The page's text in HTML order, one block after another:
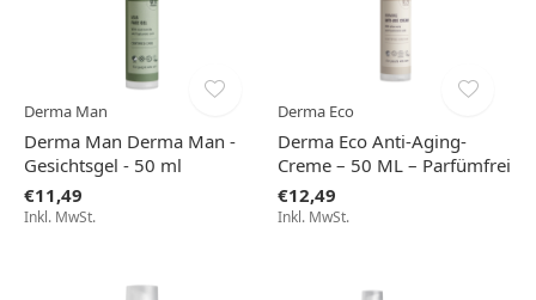
Derma Man
Derma Man Derma Man -
Gesichtsgel - 50 ml
€11,49
Inkl. MwSt.
Derma Eco
Derma Eco Anti-Aging-
Creme – 50 ML – Parfümfrei
€12,49
Inkl. MwSt.